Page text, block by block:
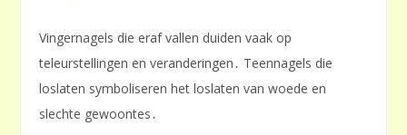
Vingernagels die eraf vallen duiden vaak op
teleurstellingen en veranderingen․ Teennagels die
loslaten symboliseren het loslaten van woede en
slechte gewoontes․